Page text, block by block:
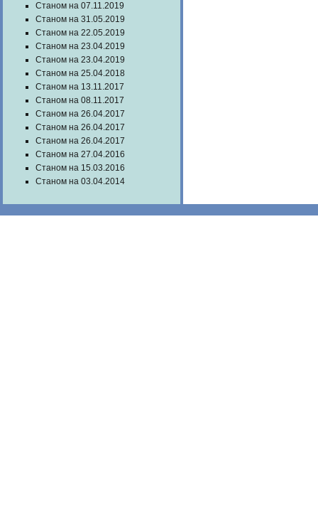
Станом на 07.11.2019
Станом на 31.05.2019
Станом на 22.05.2019
Станом на 23.04.2019
Станом на 23.04.2019
Станом на 25.04.2018
Станом на 13.11.2017
Станом на 08.11.2017
Станом на 26.04.2017
Станом на 26.04.2017
Станом на 26.04.2017
Станом на 27.04.2016
Станом на 15.03.2016
Станом на 03.04.2014